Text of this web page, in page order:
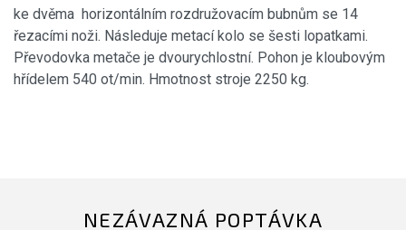
ke dvěma horizontálním rozdružovacím bubnům se 14
řezacími noži. Následuje metací kolo se šesti lopatkami.
Převodovka metače je dvourychlostní. Pohon je kloubovým
hřídelem 540 ot/min. Hmotnost stroje 2250 kg.
NEZÁVAZNÁ POPTÁVKA